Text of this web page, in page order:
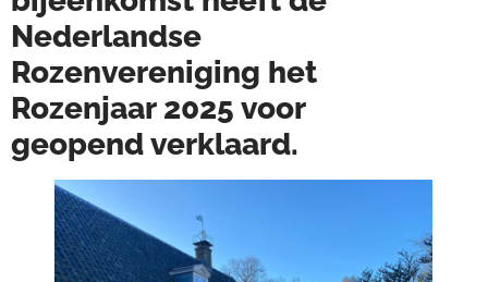
Nederlandse
Rozenvereniging het
Rozenjaar 2025 voor
geopend verklaard.